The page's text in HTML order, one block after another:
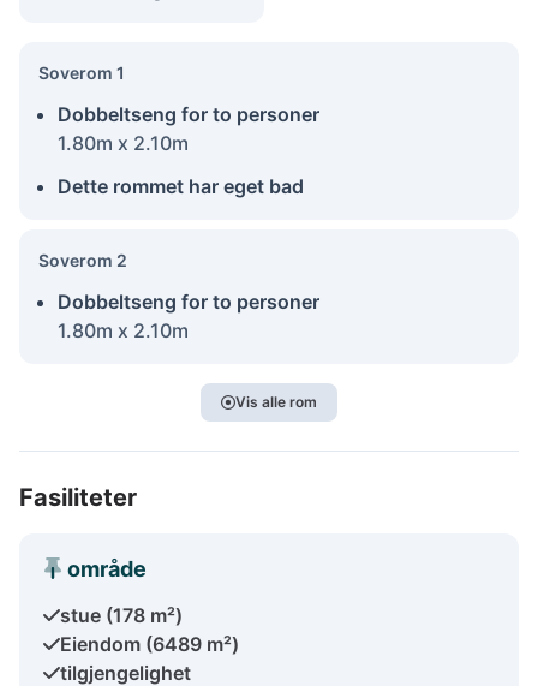
Soverom 1
Dobbeltseng for to personer
1.80m x 2.10m
Dette rommet har eget bad
Soverom 2
Dobbeltseng for to personer
1.80m x 2.10m
Vis alle rom
Fasiliteter
område
stue (178 m²)
Eiendom (6489 m²)
tilgjengelighet